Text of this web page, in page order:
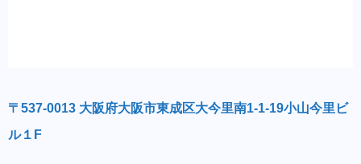
〒537-0013 大阪府大阪市東成区大今里南1-1-19小山今里ビ
ル１F